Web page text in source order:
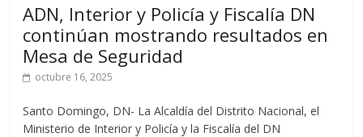
ADN, Interior y Policía y Fiscalía DN
continúan mostrando resultados en
Mesa de Seguridad
octubre 16, 2025
Santo Domingo, DN- La Alcaldía del Distrito Nacional, el
Ministerio de Interior y Policía y la Fiscalía del DN